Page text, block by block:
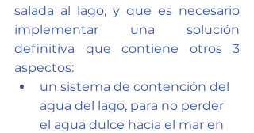
salada al lago, y que es necesario
implementar una solución
definitiva que contiene otros 3
aspectos:
un sistema de contención del
agua del lago, para no perder
el agua dulce hacia el mar en